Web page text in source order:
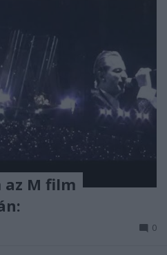
az M film
0